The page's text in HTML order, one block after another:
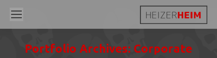
Portfolio Archives: Corporate